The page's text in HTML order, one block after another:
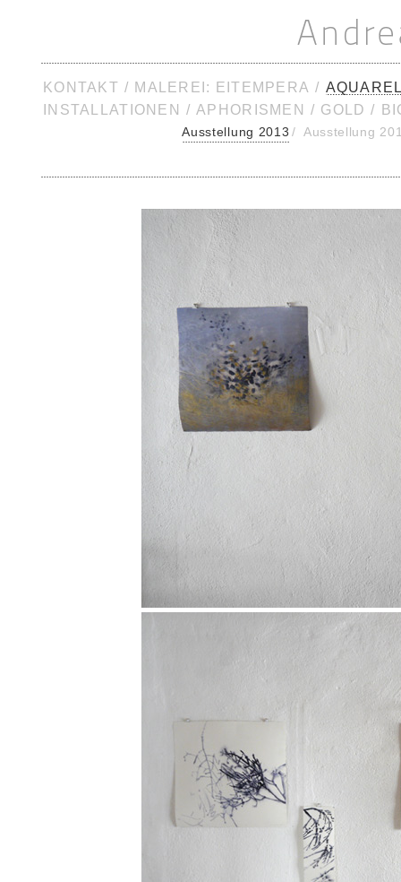
KONTAKT / MALEREI: EITEMPERA /
INSTALLATIONEN / APHORISMEN / GOLD /
Ausstellung 2013 / Ausstellung